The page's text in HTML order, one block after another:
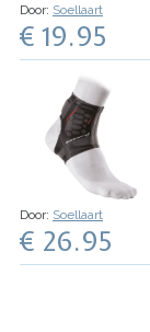
Door: Soellaart
€ 19.95
Door: Soellaart
€ 26.95